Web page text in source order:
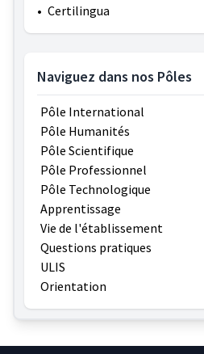
• Certilingua
Naviguez dans nos Pôles
Pôle International
Pôle Humanités
Pôle Scientifique
Pôle Professionnel
Pôle Technologique
Apprentissage
Vie de l'établissement
Questions pratiques
ULIS
Orientation